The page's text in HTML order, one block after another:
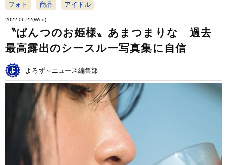
フォト 商品 アイドル
2022.06.22(Wed)
〝ぱんつのお姫様〟あまつまりな 過去
最高露出のシースルー写真集に自信
よろず～ニュース編集部